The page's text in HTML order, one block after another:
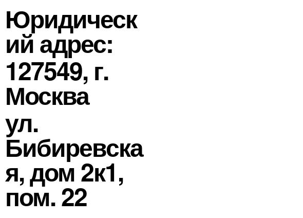
Юридическ
ий адрес:
127549, г.
Москва
ул.
Бибиревска
я, дом 2к1,
пом. 22